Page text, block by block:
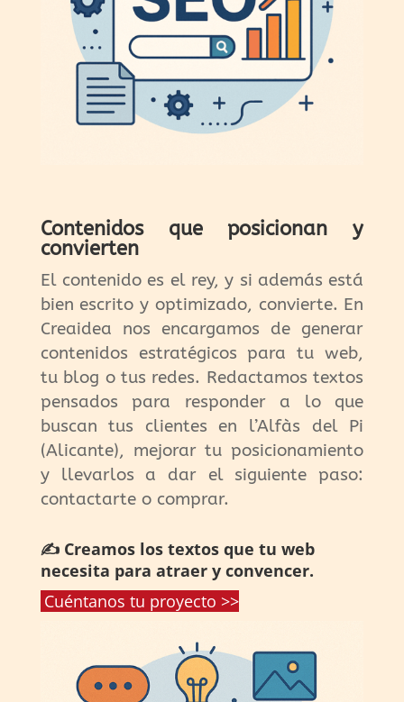
Contenidos que posicionan y
convierten
El contenido es el rey, y si además está
bien escrito y optimizado, convierte. En
Creaidea nos encargamos de generar
contenidos estratégicos para tu web,
tu blog o tus redes. Redactamos textos
pensados para responder a lo que
buscan tus clientes en l’Alfàs del Pi
(Alicante), mejorar tu posicionamiento
y llevarlos a dar el siguiente paso:
contactarte o comprar.
✍️ Creamos los textos que tu web
necesita para atraer y convencer.
Cuéntanos tu proyecto >>